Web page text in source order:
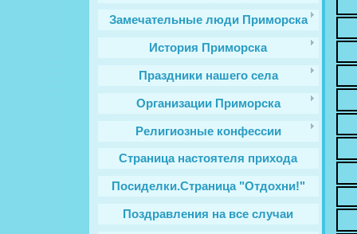
Замечательные люди Приморска
История Приморска
Праздники нашего села
Организации Приморска
Религиозные конфессии
Cтраница настоятеля прихода
Посиделки.Страница "Отдохни!"
Поздравления на все случаи